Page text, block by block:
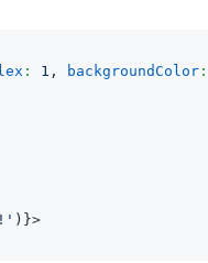
: 1 , backgroundColor :
) }>